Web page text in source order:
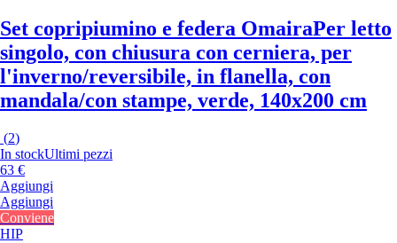
Set copripiumino e federa OmairaPer letto
singolo, con chiusura con cerniera, per
l'inverno/reversibile, in flanella, con
mandala/con stampe, verde, 140x200 cm
(2)
In stockUltimi pezzi
63 €
Aggiungi
Aggiungi
Conviene
HIP